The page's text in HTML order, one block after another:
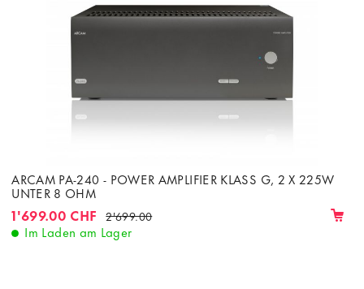
ARCAM PA-240 - POWER AMPLIFIER KLASS G, 2 X 225W
UNTER 8 OHM
1'699.00 CHF 2'699.00
Im Laden am Lager